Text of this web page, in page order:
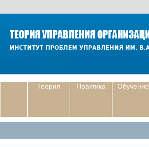
Теория Практика Обучение